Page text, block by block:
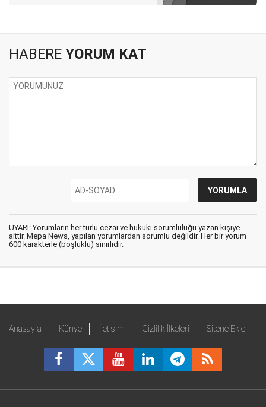
HABERE YORUM KAT
UYARI: Yorumların her türlü cezai ve hukuki sorumluluğu yazan kişiye
aittir. Mepa News, yapılan yorumlardan sorumlu değildir. Her bir yorum
600 karakterle (boşluklu) sınırlıdır.
Anasayfa Künye İletişim Gizlilik İlkeleri Sitene Ekle